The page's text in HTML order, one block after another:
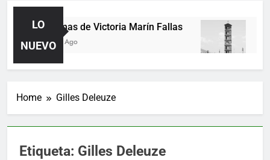
LO
NUEVO
Poemas de Victoria Marín Fallas
2 Días Ago
Home Gilles Deleuze
Etiqueta: Gilles Deleuze